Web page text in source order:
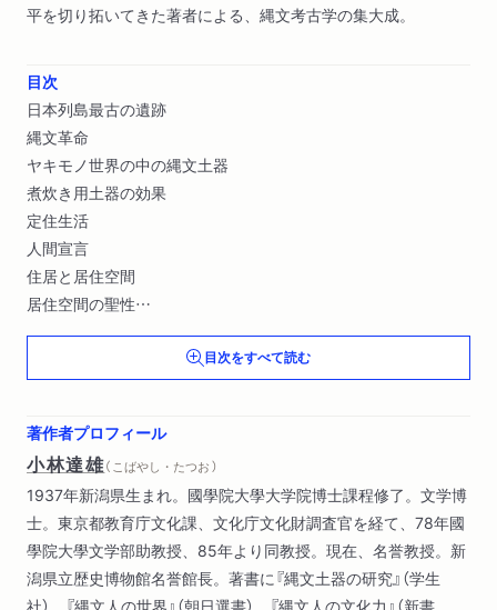
平を切り拓いてきた著者による、縄文考古学の集大成。
目次
日本列島最古の遺跡
縄文革命
ヤキモノ世界の中の縄文土器
煮炊き用土器の効果
定住生活
人間宣言
住居と居住空間
居住空間の聖性
炉辺の語りから神話へ
交易
記念物の造営
縄文人の右と左
縄文人、山を仰ぎ、山に登る
目次をすべて読む
著作者プロフィール
小林達雄（ こばやし・たつお ）
1937年新潟県生まれ。國學院大學大学院博士課程修了。文学博
士。東京都教育庁文化課、文化庁文化財調査官を経て、78年國
學院大學文学部助教授、85年より同教授。現在、名誉教授。新
潟県立歴史博物館名誉館長。著書に『縄文土器の研究』（学生
社）、『縄文人の世界』（朝日選書）、『縄文人の文化力』（新書